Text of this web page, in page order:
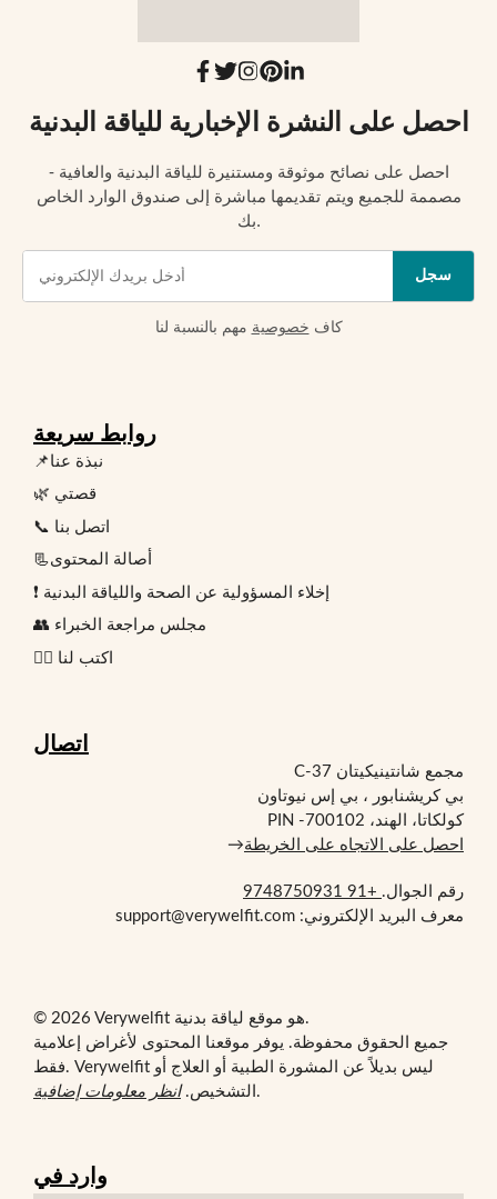
احصل على النشرة الإخبارية للياقة البدنية
احصل على نصائح موثوقة ومستنيرة للياقة البدنية والعافية -
مصممة للجميع ويتم تقديمها مباشرة إلى صندوق الوارد الخاص
بك.
سجل
كاف خصوصية مهم بالنسبة لنا
روابط سريعة
📌نبذة عنا
🌿 قصتي
📞 اتصل بنا
📃أصالة المحتوى
❗ إخلاء المسؤولية عن الصحة واللياقة البدنية
👥 مجلس مراجعة الخبراء
✍🏻 اكتب لنا
اتصال
مجمع شانتينيكيتان C-37
بي كريشنابور ، بي إس نيوتاون
كولكاتا، الهند، PIN -700102
احصل على الاتجاه على الخريطة→
رقم الجوال. +91 9748750931
معرف البريد الإلكتروني: support@verywelfit.com
© 2026 Verywelfit هو موقع لياقة بدنية.
جميع الحقوق محفوظة. يوفر موقعنا المحتوى لأغراض إعلامية
فقط. Verywelfit ليس بديلاً عن المشورة الطبية أو العلاج أو
التشخيص.انظر معلومات إضافية .
وارد في